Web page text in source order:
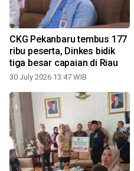
CKG Pekanbaru tembus 177
ribu peserta, Dinkes bidik
tiga besar capaian di Riau
30 July 2026 13:47 WIB